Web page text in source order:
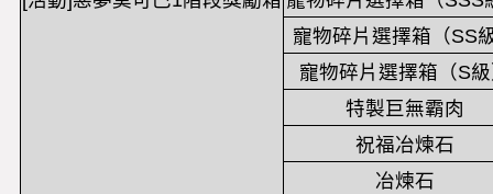
寵物碎片選擇箱（SS
寵物碎片選擇箱（S
特製巨無霸肉
祝福冶煉石
冶煉石